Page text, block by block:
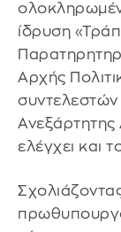
ίδρυση
Αρχής
Ανεξάρτητης
ελέγχει και